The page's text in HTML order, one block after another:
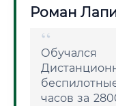
Роман
часов за